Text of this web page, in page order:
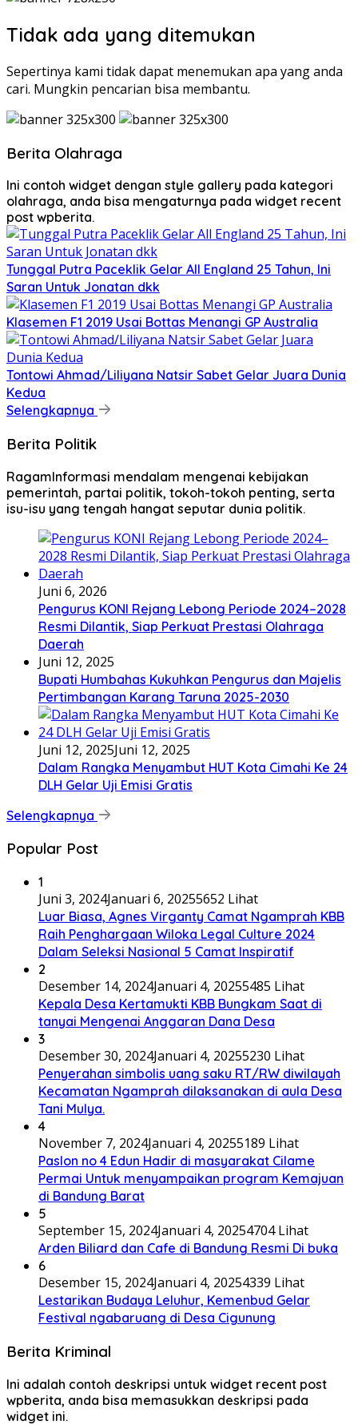
Tidak ada yang ditemukan
Sepertinya kami tidak dapat menemukan apa yang anda
cari. Mungkin pencarian bisa membantu.
Berita Olahraga
Ini contoh widget dengan style gallery pada kategori
olahraga, anda bisa mengaturnya pada widget recent
post wpberita.
Tunggal Putra Paceklik Gelar All England 25 Tahun, Ini
Saran Untuk Jonatan dkk
Klasemen F1 2019 Usai Bottas Menangi GP Australia
Tontowi Ahmad/Liliyana Natsir Sabet Gelar Juara Dunia
Kedua
Selengkapnya
Berita Politik
RagamInformasi mendalam mengenai kebijakan
pemerintah, partai politik, tokoh-tokoh penting, serta
isu-isu yang tengah hangat seputar dunia politik.
Juni 6, 2026
Pengurus KONI Rejang Lebong Periode 2024–2028
Resmi Dilantik, Siap Perkuat Prestasi Olahraga
Daerah
Juni 12, 2025
Bupati Humbahas Kukuhkan Pengurus dan Majelis
Pertimbangan Karang Taruna 2025-2030
Juni 12, 2025Juni 12, 2025
Dalam Rangka Menyambut HUT Kota Cimahi Ke 24
DLH Gelar Uji Emisi Gratis
Selengkapnya
Popular Post
1
Juni 3, 2024Januari 6, 20255652 Lihat
Luar Biasa, Agnes Virganty Camat Ngamprah KBB
Raih Penghargaan Wiloka Legal Culture 2024
Dalam Seleksi Nasional 5 Camat Inspiratif
2
Desember 14, 2024Januari 4, 20255485 Lihat
Kepala Desa Kertamukti KBB Bungkam Saat di
tanyai Mengenai Anggaran Dana Desa
3
Desember 30, 2024Januari 4, 20255230 Lihat
Penyerahan simbolis uang saku RT/RW diwilayah
Kecamatan Ngamprah dilaksanakan di aula Desa
Tani Mulya.
4
November 7, 2024Januari 4, 20255189 Lihat
Paslon no 4 Edun Hadir di masyarakat Cilame
Permai Untuk menyampaikan program Kemajuan
di Bandung Barat
5
September 15, 2024Januari 4, 20254704 Lihat
Arden Biliard dan Cafe di Bandung Resmi Di buka
6
Desember 15, 2024Januari 4, 20254339 Lihat
Lestarikan Budaya Leluhur, Kemenbud Gelar
Festival ngabaruang di Desa Cigunung
Berita Kriminal
Ini adalah contoh deskripsi untuk widget recent post
wpberita, anda bisa memasukkan deskripsi pada
widget ini.